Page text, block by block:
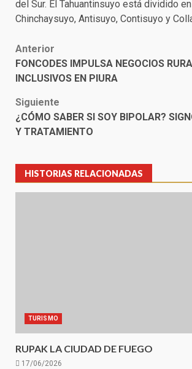
del Sur. El Tahuantinsuyo está dividido
Chinchaysuyo, Antisuyo, Contisuyo y
Post
navigation
Anterior
FONCODES IMPULSA NEGOCIOS
INCLUSIVOS EN PIURA
Siguiente
¿CÓMO SABER SI SOY BIPOLAR?
Y TRATAMIENTO
HISTORIAS RELACIONADAS
TURISMO
RUPAK LA CIUDAD DE FUEGO
17/06/2026